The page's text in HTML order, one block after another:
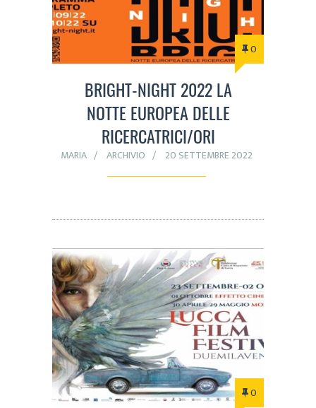
0
BRIGHT-NIGHT 2022 LA
NOTTE EUROPEA DELLE
RICERCATRICI/ORI
MARIA ARCHIVIO 20 SETTEMBRE 2022
0